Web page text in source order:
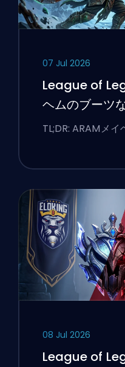
07 Jul 2026
League of
ヘムのブーツ
TL;DR: ARAMメ
08 Jul 2026
League of